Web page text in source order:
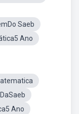
Saeb
Ano
Ano